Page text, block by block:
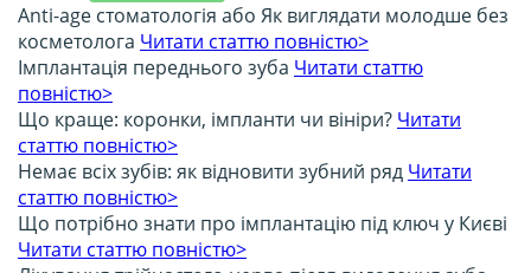
Anti-age стоматологія або Як виглядати молодше без
косметолога Читати статтю повністю>
Імплантація переднього зуба Читати статтю
повністю>
Що краще: коронки, імпланти чи вініри? Читати
статтю повністю>
Немає всіх зубів: як відновити зубний ряд Читати
статтю повністю>
Що потрібно знати про імплантацію під ключ у Києві
Читати статтю повністю>